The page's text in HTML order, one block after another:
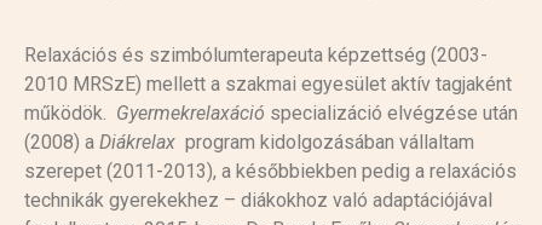
Relaxációs és szimbólumterapeuta képzettség (2003-
2010 MRSzE) mellett a szakmai egyesület aktív tagjaként
működök. Gyermekrelaxáció specializáció elvégzése után
(2008) a Diákrelax program kidolgozásában vállaltam
szerepet (2011-2013), a későbbiekben pedig a relaxációs
technikák gyerekekhez – diákokhoz való adaptációjával